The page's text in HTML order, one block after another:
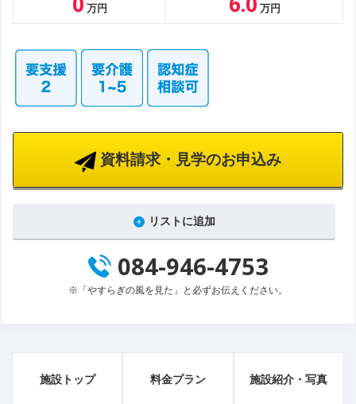
万円 万円
資料請求・見学のお申込み
リストに追加
084-946-4753
※「やすらぎの風を見た」と必ずお伝えください。
施設トップ 料金プラン 施設紹介・写真